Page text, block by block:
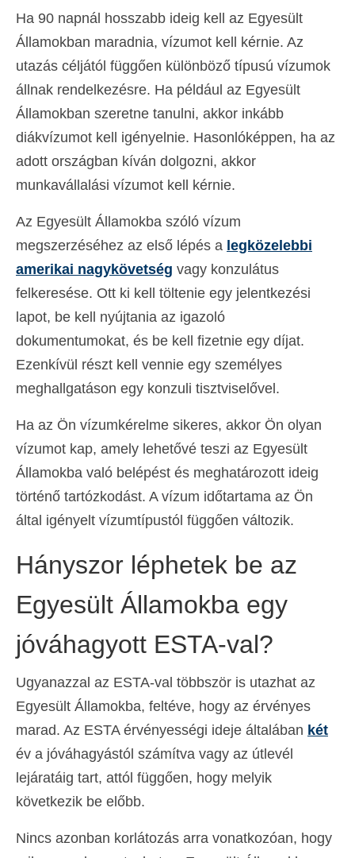
Ha 90 napnál hosszabb ideig kell az Egyesült
Államokban maradnia, vízumot kell kérnie. Az
utazás céljától függően különböző típusú vízumok
állnak rendelkezésre. Ha például az Egyesült
Államokban szeretne tanulni, akkor inkább
diákvízumot kell igényelnie. Hasonlóképpen, ha az
adott országban kíván dolgozni, akkor
munkavállalási vízumot kell kérnie.
Az Egyesült Államokba szóló vízum
megszerzéséhez az első lépés a legközelebbi
amerikai nagykövetség vagy konzulátus
felkeresése. Ott ki kell töltenie egy jelentkezési
lapot, be kell nyújtania az igazoló
dokumentumokat, és be kell fizetnie egy díjat.
Ezenkívül részt kell vennie egy személyes
meghallgatáson egy konzuli tisztviselővel.
Ha az Ön vízumkérelme sikeres, akkor Ön olyan
vízumot kap, amely lehetővé teszi az Egyesült
Államokba való belépést és meghatározott ideig
történő tartózkodást. A vízum időtartama az Ön
által igényelt vízumtípustól függően változik.
Hányszor léphetek be az
Egyesült Államokba egy
jóváhagyott ESTA-val?
Ugyanazzal az ESTA-val többször is utazhat az
Egyesült Államokba, feltéve, hogy az érvényes
marad. Az ESTA érvényességi ideje általában két
év a jóváhagyástól számítva vagy az útlevél
lejáratáig tart, attól függően, hogy melyik
következik be előbb.
Nincs azonban korlátozás arra vonatkozóan, hogy